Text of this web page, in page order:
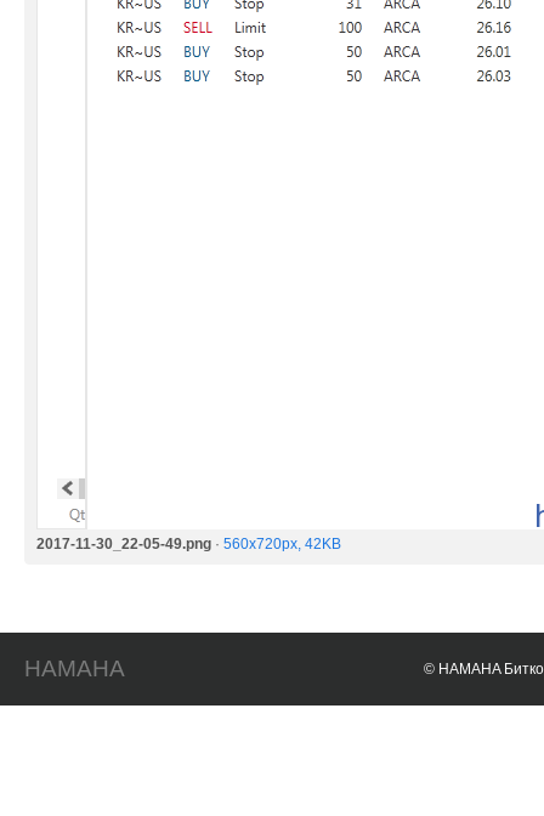
2017-11-30_22-05-49.png · 560x720px, 42KB
HAMAHA © HAMAHA